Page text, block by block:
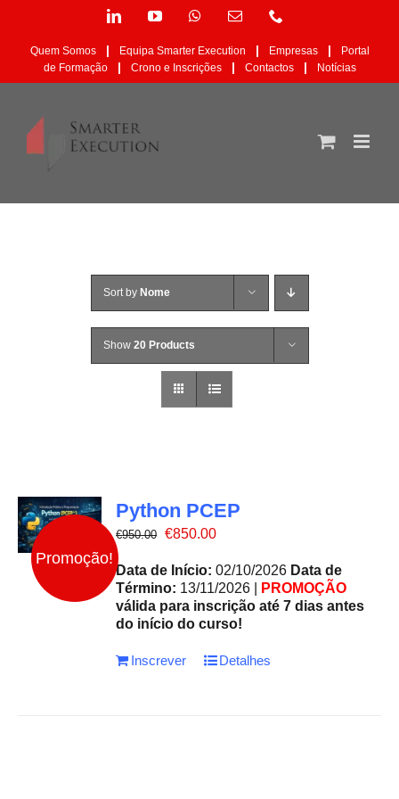
content
LinkedInYouTubeWhatsAppEmail
mas
não
publicado)
Quem Somos | Equipa Smarter Execution | Empresas |
Portal
de Formação
| Crono e Inscrições | Contactos | Notícias
Sort by Nome
Show 20 Products
Promoção!
Python PCEP
€950.00 O
original
era:
€950.00.
€850.00O
atual
é:
€850.00.
Data de Início: 02/10/2026 Data de
Término: 13/11/2026 |
PROMOÇÃO
válida para inscrição até 7 dias antes
do início do curso!
Inscrever Detalhes